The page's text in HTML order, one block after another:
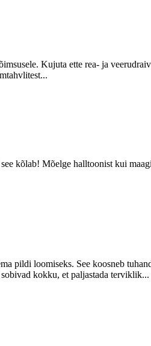
Kujuta ette rea- ja
kõlab! Mõelge halltoonist kui
pildi loomiseks. See koosneb
kokku, et paljastada terviklik...